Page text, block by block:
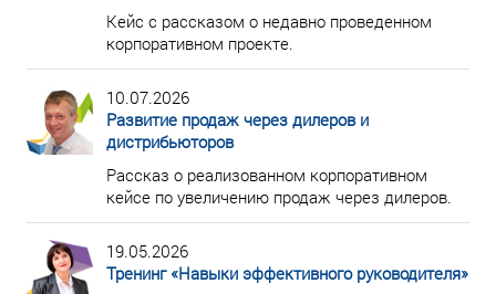
Кейс с рассказом о недавно проведенном
корпоративном проекте.
10.07.2026
Развитие продаж через дилеров и
дистрибьюторов
Рассказ о реализованном корпоративном
кейсе по увеличению продаж через дилеров.
19.05.2026
Тренинг «Навыки эффективного руководителя»